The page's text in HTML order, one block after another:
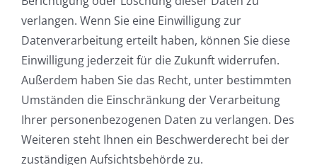
verlangen. Wenn Sie eine Einwilligung zur
Datenverarbeitung erteilt haben, können Sie diese
Einwilligung jederzeit für die Zukunft widerrufen.
Außerdem haben Sie das Recht, unter bestimmten
Umständen die Einschränkung der Verarbeitung
Ihrer personenbezogenen Daten zu verlangen. Des
Weiteren steht Ihnen ein Beschwerderecht bei der
zuständigen Aufsichtsbehörde zu.